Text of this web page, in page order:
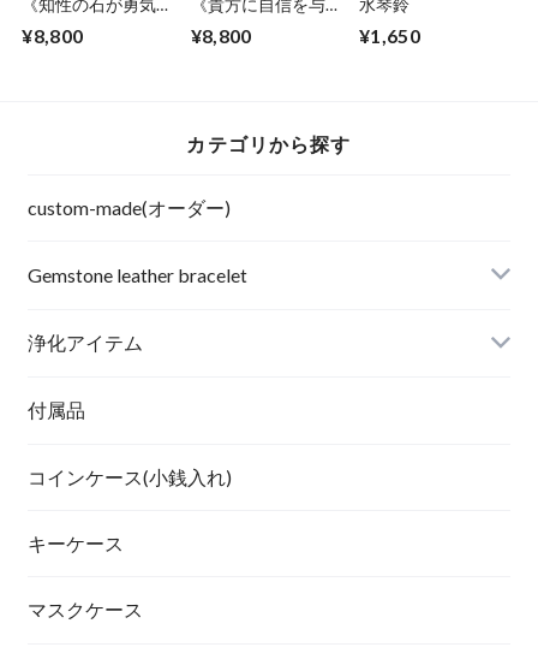
《知性の石が勇気と
の後押し》ソーダラ
¥8,800
《貴方に自信を与え
きます》フローライ
¥8,800
水琴鈴
¥1,650
カテゴリから探す
custom-made(オーダー)
Gemstone leather bracelet
浄化アイテム
付属品
コインケース(小銭入れ)
キーケース
マスクケース